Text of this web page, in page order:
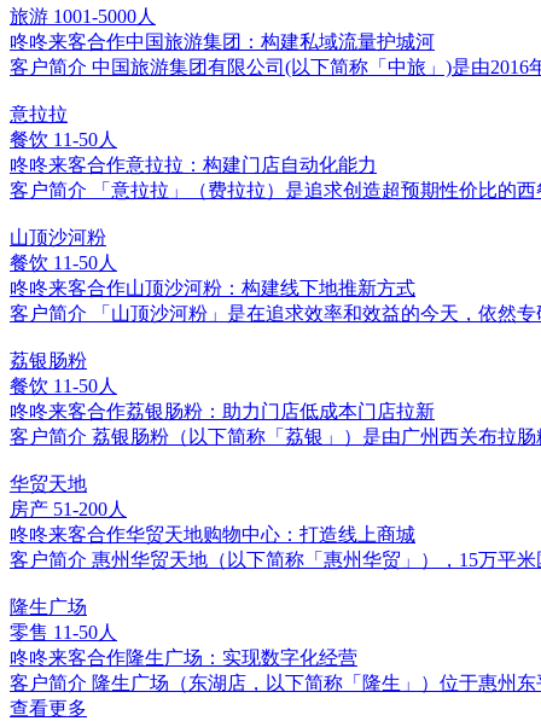
旅游 1001-5000人
咚咚来客合作中国旅游集团：构建私域流量护城河
客户简介 中国旅游集团有限公司(以下简称「中旅」)是由
意拉拉
餐饮 11-50人
咚咚来客合作意拉拉：构建门店自动化能力
客户简介 「意拉拉」（费拉拉）是追求创造超预期性价⽐的
山顶沙河粉
餐饮 11-50人
咚咚来客合作山顶沙河粉：构建线下地推新方式
客户简介 「山顶沙河粉」是在追求效率和效益的今天，依然
荔银肠粉
餐饮 11-50人
咚咚来客合作荔银肠粉：助力门店低成本门店拉新
客户简介 荔银肠粉（以下简称「荔银」）是由广州西关布拉
华贸天地
房产 51-200人
咚咚来客合作华贸天地购物中心：打造线上商城
客户简介 惠州华贸天地（以下简称「惠州华贸」），15万平
隆生广场
零售 11-50人
咚咚来客合作隆生广场：实现数字化经营
客户简介 隆生广场（东湖店，以下简称「隆生」）位于惠州
查看更多